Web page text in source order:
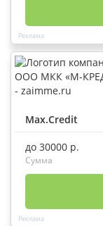
Max.Credit
до 30000 р.
Сумма